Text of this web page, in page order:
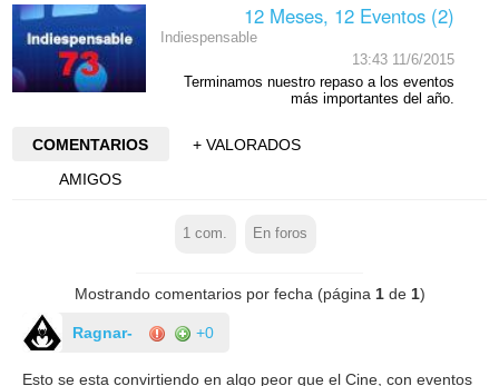
12 Meses, 12 Eventos (2)
Indiespensable
13:43 11/6/2015
Terminamos nuestro repaso a los eventos
más importantes del año.
COMENTARIOS
+ VALORADOS
AMIGOS
1 com. En foros
Mostrando comentarios por fecha (página 1de 1)
Ragnar- +0
Esto se esta convirtiendo en algo peor que el Cine, con eventos